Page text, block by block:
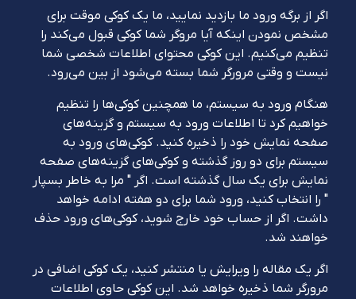
اگر از برگه ورود ما بازدید نمایید، ما یک کوکی موقت برای
مشخص نمودن اینکه آیا مروگر شما کوکی قبول می‌کند را
تنظیم می‌کنیم. این کوکی محتوای اطلاعات شخصی شما
نیست و وقتی مرورگر شما بسته می‌شود از بین می‌رود.
هنگام ورود به سیستم، ما همچنین کوکی‌ها را تنظیم
خواهیم کرد تا اطلاعات ورود به سیستم و گزینه‌های
صفحه نمایش خود را ذخیره کنید. کوکی‌های ورود به
سیستم برای دو روز گذشته و کوکی‌های گزینه‌های صفحه
نمایش برای یک سال گذشته است. اگر " مرا به خاطر بسپار
" را انتخاب کنید، ورود شما برای دو هفته ادامه خواهد
داشت. اگر از حساب خود خارج شوید، کوکی‌های ورود حذف
خواهند شد.
اگر یک مقاله را ویرایش یا منتشر کنید، یک کوکی اضافی در
مرورگر شما ذخیره خواهد شد. این کوکی حاوی اطلاعات